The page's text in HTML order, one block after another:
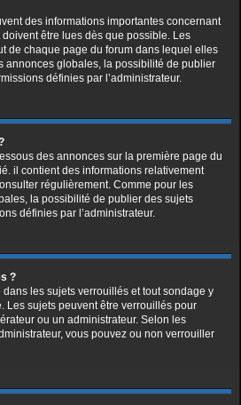
des informations importantes concernant
être lues dès que possible. Les
de chaque page du forum dans lequel elles
annonces globales, la possibilité de publier
définies par l’administrateur.
des annonces sur la première page du
il contient des informations relativement
régulièrement. Comme pour les
la possibilité de publier des sujets
définies par l’administrateur.
?
les sujets verrouillés et tout sondage y
Les sujets peuvent être verrouillés pour
ou un administrateur. Selon les
vous pouvez ou non verrouiller